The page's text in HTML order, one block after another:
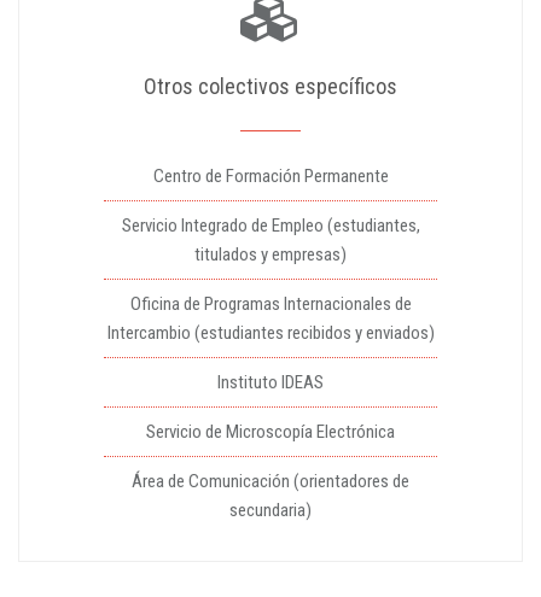
Otros colectivos específicos
Centro de Formación Permanente
Servicio Integrado de Empleo (estudiantes,
titulados y empresas)
Oficina de Programas Internacionales de
Intercambio (estudiantes recibidos y enviados)
Instituto IDEAS
Servicio de Microscopía Electrónica
Área de Comunicación (orientadores de
secundaria)